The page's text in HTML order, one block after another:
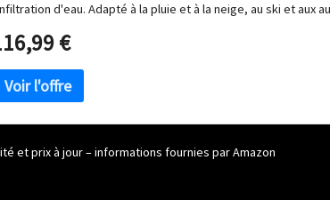
d'eau. Adapté à la pluie et à la neige, au ski et aux
préservation de la chaleur. La technologie coupe-vent de
professionnel imperméable, doublure en polaire et tissu
la fonction de conservation de la chaleur et de
: 10000mm, tissu technique respirant de
rapide. OCCASIONS : les combinaisons de neige
€
et prix à jour – informations fournies par Amazon